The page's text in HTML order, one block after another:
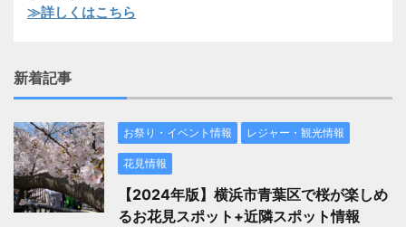
≫詳しくはこちら
新着記事
お祭り・イベント情報 レジャー・観光情報
花見情報
【2024年版】横浜市青葉区で桜が楽しめ
るお花見スポット+近隣スポット情報